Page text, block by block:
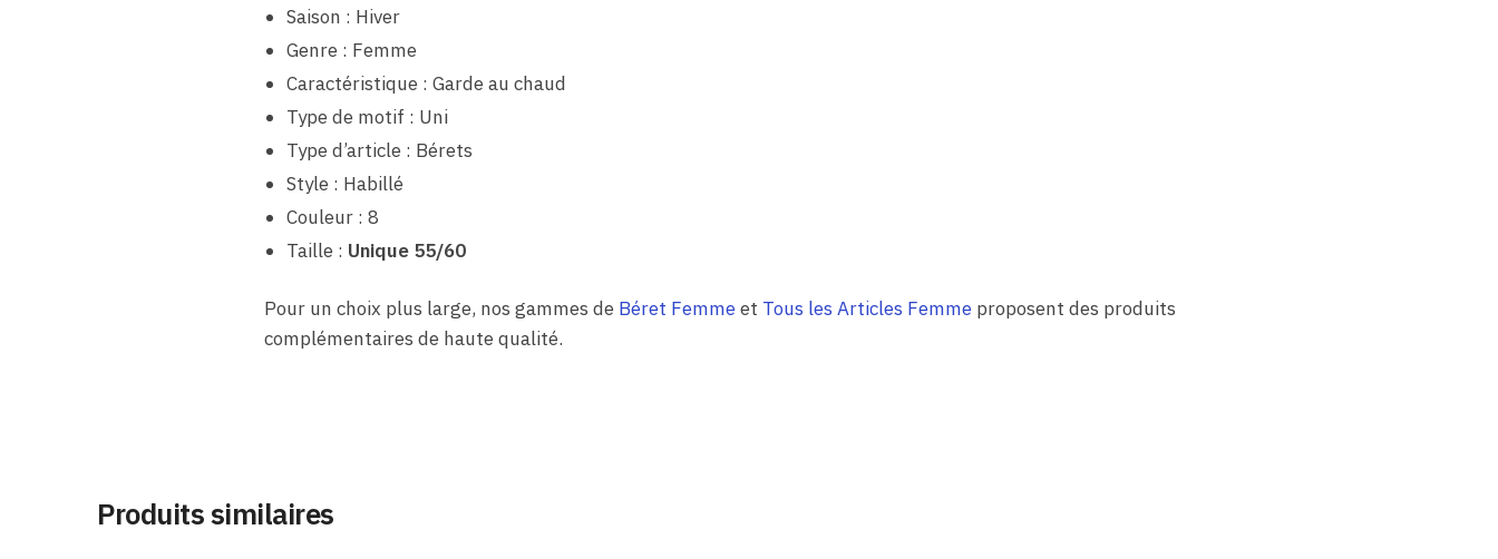
Saison : Hiver
Genre : Femme
Caractéristique : Garde au chaud
Type de motif : Uni
Type d’article : Bérets
Style : Habillé
Couleur : 8
Taille : Unique 55/60
Pour un choix plus large, nos gammes de Béret Femmeet Tous les Articles Femmeproposent des produits
complémentaires de haute qualité.
Produits similaires